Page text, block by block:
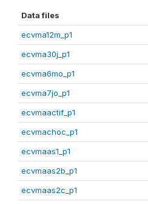
Data files
ecvma12m_p1
ecvma30j_p1
ecvma6mo_p1
ecvma7jo_p1
ecvmaactif_p1
ecvmachoc_p1
ecvmaas1_p1
ecvmaas2b_p1
ecvmaas2c_p1